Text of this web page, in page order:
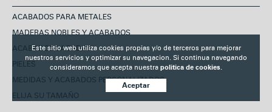
ACABADOS PARA METALES
MADERAS NOBLES Y ACABADOS
ACABADOS LACADOS
PIELES
MEDIDAS Y ACABADOS PERSONALIZADOS
ELIJA SU TAMAÑO
Este sitio web utiliza cookies propias y/o de terceros para mejorar
nuestros servicios y optimizar su navegacion. Si continua navegando
consideramos que acepta nuestra politica de cookies.
Aceptar